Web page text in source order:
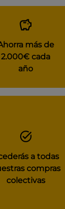
más de
2.000€ cada
año
a todas
compras
colectivas